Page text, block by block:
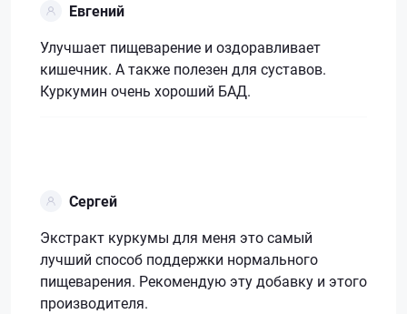
Евгений
Улучшает пищеварение и оздоравливает
кишечник. А также полезен для суставов.
Куркумин очень хороший БАД.
Сергей
Экстракт куркумы для меня это самый
лучший способ поддержки нормального
пищеварения. Рекомендую эту добавку и этого
производителя.